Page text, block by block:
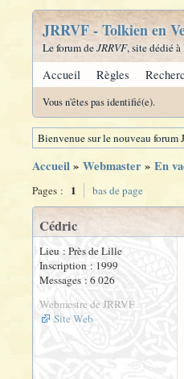
JRRVF - Tolkien en
Le forum deJRRVF, site dédié
Accueil Règles
Vous n'êtes pas identifié(e).
Bienvenue sur le nouveau forum
Accueil» Webmaster» En
Pages : 1 bas de page
Cédric
Lieu : Près de Lille
Inscription : 1999
Messages : 6 026
Webmestre de JRRVF
Site Web